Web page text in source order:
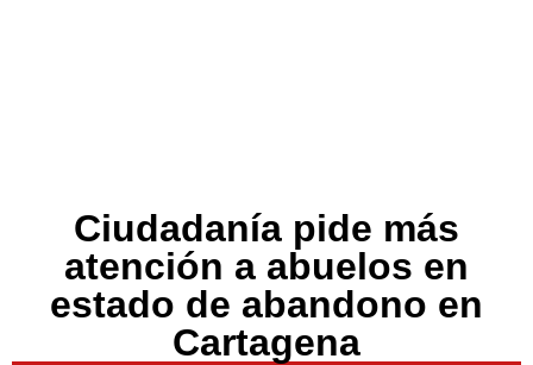
Ciudadanía pide más
atención a abuelos en
estado de abandono en
Cartagena